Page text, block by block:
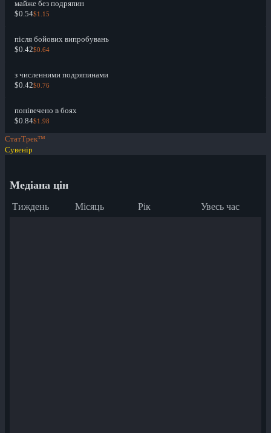
майже без подряпин
$0.54$1.15
після бойових випробувань
$0.42$0.64
з численними подряпинами
$0.42$0.76
понівечено в боях
$0.84$1.98
СтатТрек™
Сувенір
Медіана цін
Тиждень Місяць Рік Увесь час